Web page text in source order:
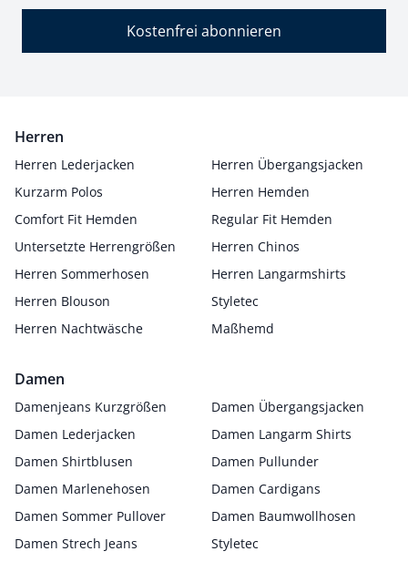
Kostenfrei abonnieren
Herren
Herren Lederjacken
Herren Übergangsjacken
Kurzarm Polos
Herren Hemden
Comfort Fit Hemden
Regular Fit Hemden
Untersetzte Herrengrößen
Herren Chinos
Herren Sommerhosen
Herren Langarmshirts
Herren Blouson
Styletec
Herren Nachtwäsche
Maßhemd
Damen
Damenjeans Kurzgrößen
Damen Übergangsjacken
Damen Lederjacken
Damen Langarm Shirts
Damen Shirtblusen
Damen Pullunder
Damen Marlenehosen
Damen Cardigans
Damen Sommer Pullover
Damen Baumwollhosen
Damen Strech Jeans
Styletec